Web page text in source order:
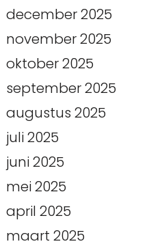
december 2025
november 2025
oktober 2025
september 2025
augustus 2025
juli 2025
juni 2025
mei 2025
april 2025
maart 2025